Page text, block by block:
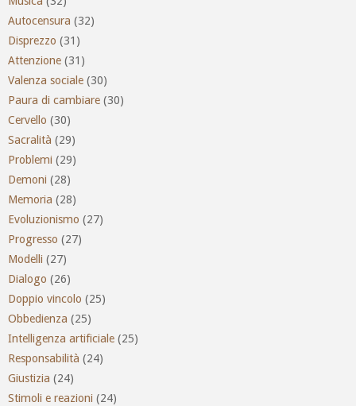
Autocensura (32)
Disprezzo (31)
Attenzione (31)
Valenza sociale (30)
Paura di cambiare (30)
Cervello (30)
Sacralità (29)
Problemi (29)
Demoni (28)
Memoria (28)
Evoluzionismo (27)
Progresso (27)
Modelli (27)
Dialogo (26)
Doppio vincolo (25)
Obbedienza (25)
Intelligenza artificiale (25)
Responsabilità (24)
Giustizia (24)
Stimoli e reazioni (24)